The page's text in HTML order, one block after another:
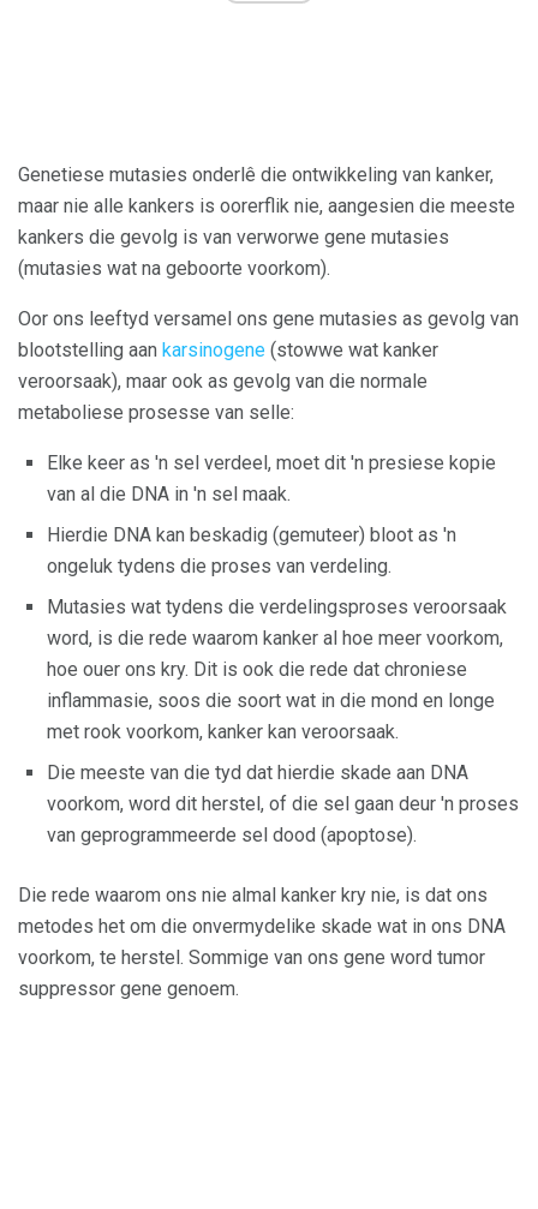
Genetiese mutasies onderlê die ontwikkeling van kanker,
maar nie alle kankers is oorerflik nie, aangesien die meeste
kankers die gevolg is van verworwe gene mutasies
(mutasies wat na geboorte voorkom).
Oor ons leeftyd versamel ons gene mutasies as gevolg van
blootstelling aan karsinogene (stowwe wat kanker
veroorsaak), maar ook as gevolg van die normale
metaboliese prosesse van selle:
Elke keer as 'n sel verdeel, moet dit 'n presiese kopie
van al die DNA in 'n sel maak.
Hierdie DNA kan beskadig (gemuteer) bloot as 'n
ongeluk tydens die proses van verdeling.
Mutasies wat tydens die verdelingsproses veroorsaak
word, is die rede waarom kanker al hoe meer voorkom,
hoe ouer ons kry. Dit is ook die rede dat chroniese
inflammasie, soos die soort wat in die mond en longe
met rook voorkom, kanker kan veroorsaak.
Die meeste van die tyd dat hierdie skade aan DNA
voorkom, word dit herstel, of die sel gaan deur 'n proses
van geprogrammeerde sel dood (apoptose).
Die rede waarom ons nie almal kanker kry nie, is dat ons
metodes het om die onvermydelike skade wat in ons DNA
voorkom, te herstel. Sommige van ons gene word tumor
suppressor gene genoem.